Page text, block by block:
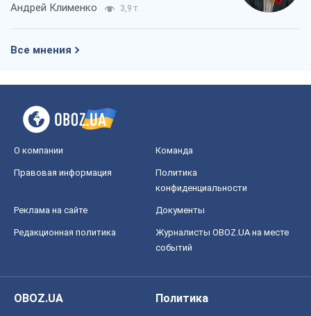
Андрей Клименко 3,9 т.
Все мнения
О компании Команда
Правовая информация
Политика
конфиденциальности
Реклама на сайте Документы
Редакционная политика
Журналисты OBOZ.UA на месте
событий
OBOZ.UA
Политика